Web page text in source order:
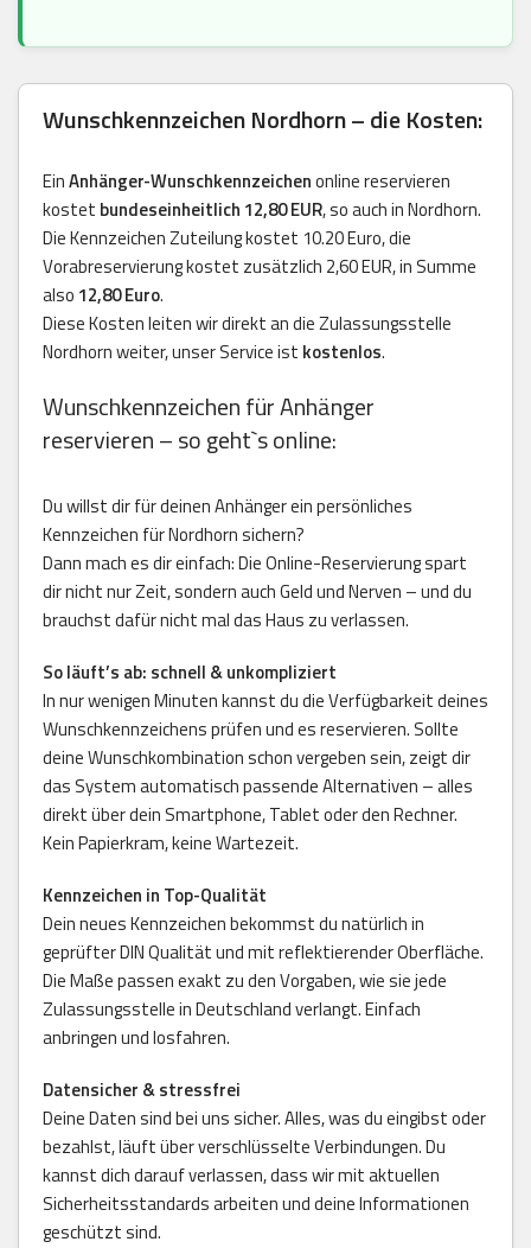
Wunschkennzeichen Nordhorn – die Kosten:
EinAnhänger-Wunschkennzeichenonline reservieren
kostet bundeseinheitlich 12,80 EUR, so auch in Nordhorn.
Die Kennzeichen Zuteilung kostet 10.20 Euro, die
Vorabreservierung kostet zusätzlich 2,60 EUR, in Summe
also 12,80 Euro.
Diese Kosten leiten wir direkt an die Zulassungsstelle
Nordhorn weiter, unser Service ist kostenlos.
Wunschkennzeichen für Anhänger
reservieren – so geht`s online:
Du willst dir für deinen Anhänger ein persönliches
Kennzeichen für Nordhorn sichern?
Dann mach es dir einfach: Die Online-Reservierung spart
dir nicht nur Zeit, sondern auch Geld und Nerven – und du
brauchst dafür nicht mal das Haus zu verlassen.
So läuft’s ab: schnell & unkompliziert
In nur wenigen Minuten kannst du die Verfügbarkeit deines
Wunschkennzeichens prüfen und es reservieren. Sollte
deine Wunschkombination schon vergeben sein, zeigt dir
das System automatisch passende Alternativen – alles
direkt über dein Smartphone, Tablet oder den Rechner.
Kein Papierkram, keine Wartezeit.
Kennzeichen in Top-Qualität
Dein neues Kennzeichen bekommst du natürlich in
geprüfter DIN Qualität und mit reflektierender Oberfläche.
Die Maße passen exakt zu den Vorgaben, wie sie jede
Zulassungsstelle in Deutschland verlangt. Einfach
anbringen und losfahren.
Datensicher & stressfrei
Deine Daten sind bei uns sicher. Alles, was du eingibst oder
bezahlst, läuft über verschlüsselte Verbindungen. Du
kannst dich darauf verlassen, dass wir mit aktuellen
Sicherheitsstandards arbeiten und deine Informationen
geschützt sind.